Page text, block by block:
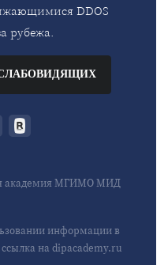
DDOS
рубежа.
академия МГИМО МИД
информации в
на dipacademy.ru